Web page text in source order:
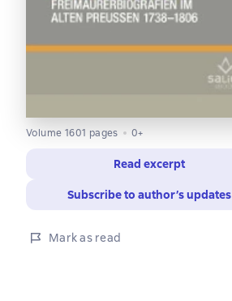
Volume 1601 pages 0+
Read excerpt
Subscribe to author’s updates
Mark as read